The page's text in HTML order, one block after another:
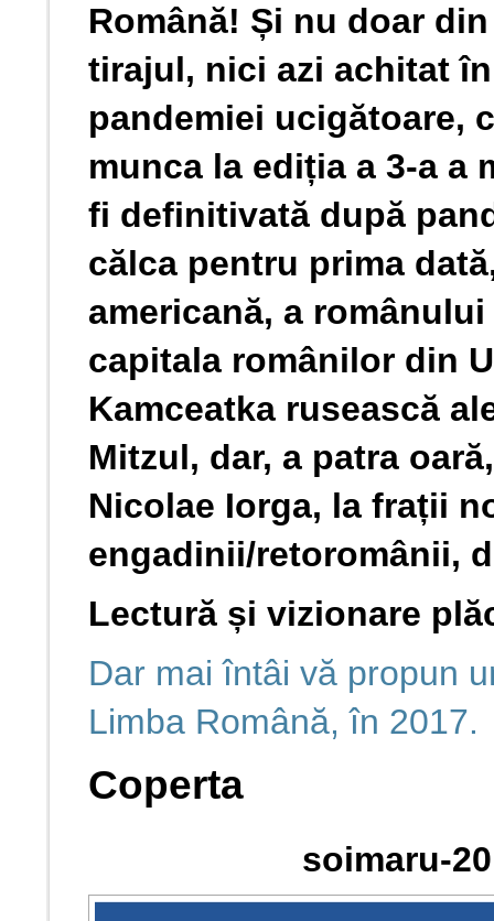
Română! Și nu doar
tirajul, nici azi achitat
pandemiei ucigătoare,
munca la ediția a 3-a a
fi definitivată după
călca pentru prima
americană, a
capitala românilor din
Kamceatka rusească
Mitzul, dar, a patra
Nicolae Iorga, la frații
engadinii/retoromânii,
Lectură și vizionare
Dar mai întâi vă propun
Limba Română, în 2017.
Coperta
soimaru-